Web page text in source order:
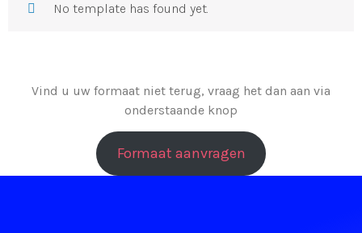
No template has found yet.
Vind u uw formaat niet terug, vraag het dan aan via
onderstaande knop
Formaat aanvragen